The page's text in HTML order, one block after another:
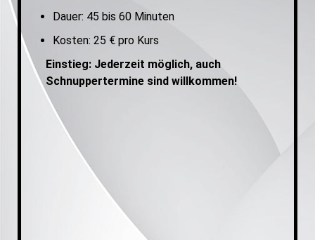
Dauer: 45 bis 60 Minuten
Kosten: 25 € pro Kurs
Einstieg: Jederzeit möglich, auch
Schnuppertermine sind willkommen!